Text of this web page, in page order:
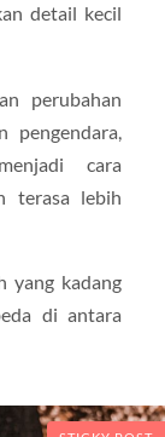
detail kecil
perubahan
pengendara,
cara
terasa lebih
yang kadang
di antara